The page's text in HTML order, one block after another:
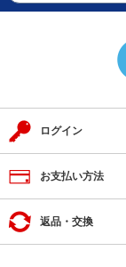
ログイン
お支払い方法
返品・交換